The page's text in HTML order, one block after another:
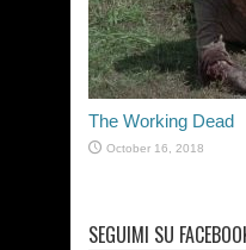
The Working Dead
October 16, 2018
SEGUIMI SU